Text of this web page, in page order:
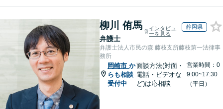
柳川 侑馬
弁護士
インタビュ
ーを見る
静岡県
弁護士法人市民の森 藤枝支所藤枝第一法律事
務所
岡崎市 か
らも相談
受付中
面談方法(対面・
電話・ビデオな
ど)は応相談
営業時間：0
9:00~17:30
（平日）